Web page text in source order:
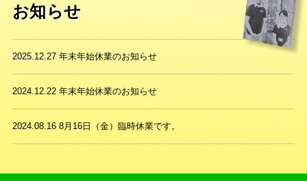
お知らせ
2025.12.27 年末年始休業のお知らせ
2024.12.22 年末年始休業のお知らせ
2024.08.16 8月16日（金）臨時休業です。